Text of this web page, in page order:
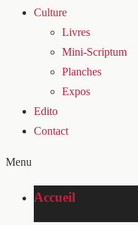
Culture
Livres
Mini-Scriptum
Planches
Expos
Edito
Contact
Menu
Accueil